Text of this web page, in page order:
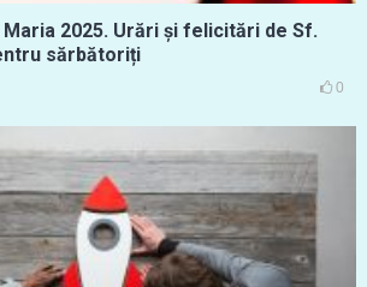
2025. Urări și felicitări de Sf.
sărbătoriți
0